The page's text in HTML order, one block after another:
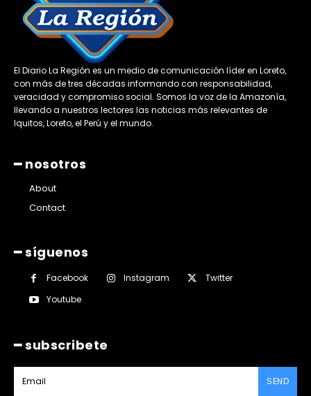
El Diario La Región es un medio de comunicación líder en Loreto,
con más de tres décadas informando con responsabilidad,
veracidad y compromiso social. Somos la voz de la Amazonía,
llevando a nuestros lectores las noticias más relevantes de
Iquitos, Loreto, el Perú y el mundo.
━ nosotros
About
Contact
━ síguenos
Facebook Instagram
Twitter
Youtube
━ subscribete
SEND